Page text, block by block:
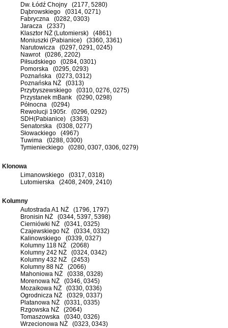
Dw. Łódź Chojny (2177, 5280)
Dąbrowskiego (0314, 0271)
Fabryczna (0282, 0303)
Jaracza (2337)
Klasztor NŻ (Lutomiersk) (4861)
Moniuszki (Pabianice) (3360, 3361)
Narutowicza (0297, 0291, 0245)
Nawrot (0286, 2202)
Piłsudskiego (0284, 0301)
Pomorska (0295, 0293)
Poznańska (0273, 0312)
Poznańska NŻ (0313)
Przybyszewskiego (0310, 0276, 0275)
Przystanek mBank (0290, 0298)
Północna (0294)
Rewolucji 1905r. (0296, 0292)
SDH(Pabianice) (3363)
Senatorska (0308, 0277)
Słowackiego (4967)
Tuwima (0288, 0300)
Tymienieckiego (0280, 0307, 0306, 0279)
Klonowa
Limanowskiego (0317, 0318)
Lutomierska (2408, 2409, 2410)
Kolumny
Autostrada A1 NŻ (1796, 1797)
Bronisin NŻ (0344, 5397, 5398)
Cierniówki NŻ (0341, 0325)
Czajewskiego NŻ (0334, 0332)
Kalinowskiego (0339, 0327)
Kolumny 118 NŻ (2068)
Kolumny 242 NŻ (0324, 0342)
Kolumny 432 NŻ (2453)
Kolumny 88 NŻ (2066)
Mahoniowa NŻ (0338, 0328)
Morenowa NŻ (0346, 0345)
Mozaikowa NŻ (0330, 0336)
Ogrodnicza NŻ (0329, 0337)
Platanowa NŻ (0331, 0335)
Rzgowska NŻ (2064)
Tomaszowska (0340, 0326)
Wrzecionowa NŻ (0323, 0343)